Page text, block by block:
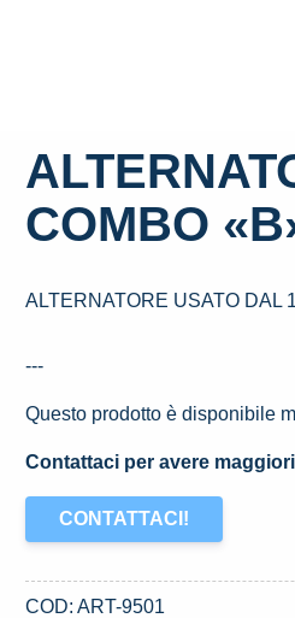
COMBO
ALTERNATORE USATO DAL
---
Questo prodotto è disponibile
Contattaci per avere
CONTATTACI!
COD:ART-9501